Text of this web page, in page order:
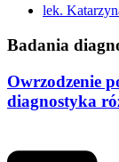
lek.
Badania
Owrzodzenie
diagnostyka